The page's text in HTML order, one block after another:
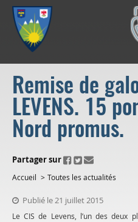
Remise de
LEVENS. 15
Nord promus.
Partager sur
Accueil Toutes les actualités
Publié le 21 juillet 2015
Le CIS de Levens, l’un des deux